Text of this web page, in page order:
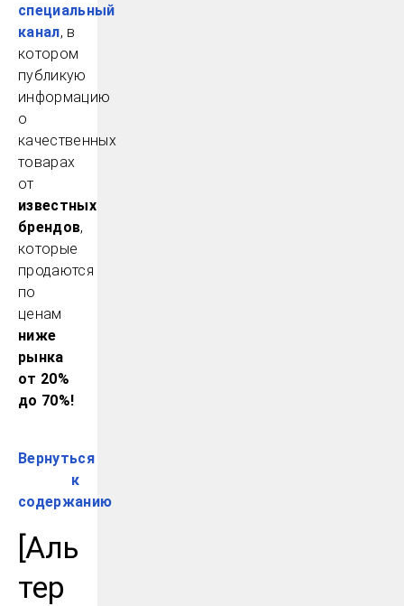
специальный
канал, в
котором
публикую
информацию
о
качественных
товарах
от
известных
брендов,
которые
продаются
по
ценам
ниже
рынка
от 20%
до 70%!
Вернуться
к
содержанию
[Аль
тер